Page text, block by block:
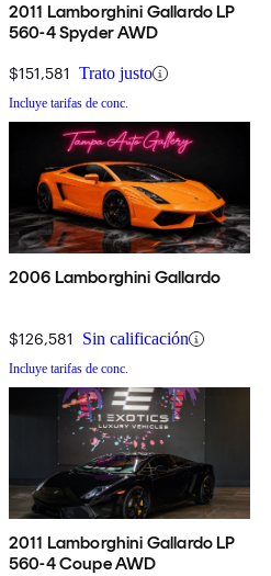
2011 Lamborghini Gallardo LP
560-4 Spyder AWD
$151,581 Trato justo
Incluye tarifas de conc.
2006 Lamborghini Gallardo
$126,581 Sin calificación
Incluye tarifas de conc.
2011 Lamborghini Gallardo LP
560-4 Coupe AWD